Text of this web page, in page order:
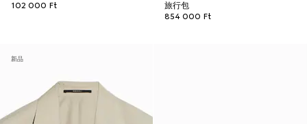
102 000 Ft
旅行包
854 000 Ft
新品